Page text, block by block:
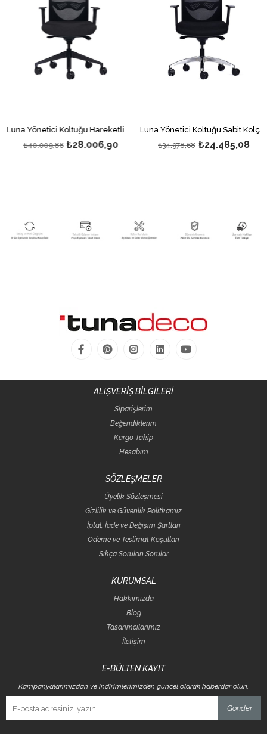
Luna Yönetici Koltuğu Hareketli Kolçaklı Siyah Ayaklı
₺28.006,90
₺40.009,86
Luna Yönetici Koltuğu Sabit Kolçaklı Polisaj Ayaklı
₺24.485,08
₺34.978,68
ALIŞVERİŞ BİLGİLERİ
Siparişlerim
Beğendiklerim
Kargo Takip
Hesabım
SÖZLEŞMELER
Üyelik Sözleşmesi
Gizlilik ve Güvenlik Politkamız
İptal, İade ve Değişim Şartları
Ödeme ve Teslimat Koşulları
Sıkça Sorulan Sorular
KURUMSAL
Hakkımızda
Blog
Tasarımcılarımız
İletişim
E-BÜLTEN KAYIT
Kampanyalarımızdan ve indirimlerimizden güncel olarak haberdar olun.
Gönder